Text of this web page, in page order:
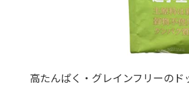
高たんぱく・グレインフリーの